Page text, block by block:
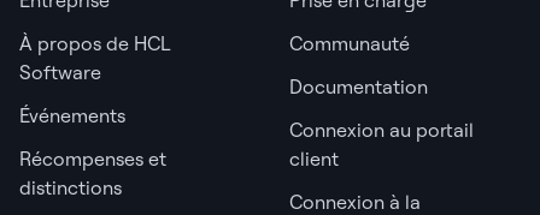
À propos de HCL
Software
Événements
Récompenses et
distinctions
Communauté
Documentation
Connexion au portail
client
Connexion à la